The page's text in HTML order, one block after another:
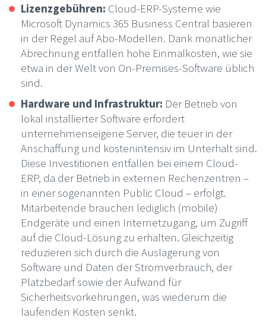
Lizenzgebühren: Cloud-ERP-Systeme wie
Microsoft Dynamics 365 Business Central basieren
in der Regel auf Abo-Modellen. Dank monatlicher
Abrechnung entfallen hohe Einmalkosten, wie sie
etwa in der Welt von On-Premises-Software üblich
sind.
Hardware und Infrastruktur: Der Betrieb von
lokal installierter Software erfordert
unternehmenseigene Server, die teuer in der
Anschaffung und kostenintensiv im Unterhalt sind.
Diese Investitionen entfallen bei einem Cloud-
ERP, da der Betrieb in externen Rechenzentren –
in einer sogenannten Public Cloud – erfolgt.
Mitarbeitende brauchen lediglich (mobile)
Endgeräte und einen Internetzugang, um Zugriff
auf die Cloud-Lösung zu erhalten. Gleichzeitig
reduzieren sich durch die Auslagerung von
Software und Daten der Stromverbrauch, der
Platzbedarf sowie der Aufwand für
Sicherheitsvorkehrungen, was wiederum die
laufenden Kosten senkt.